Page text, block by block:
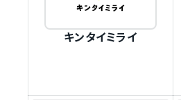
キンタイミライ